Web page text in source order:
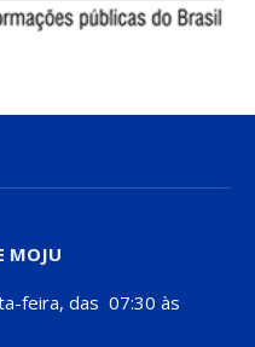
MOJU
feira, das 07:30 às